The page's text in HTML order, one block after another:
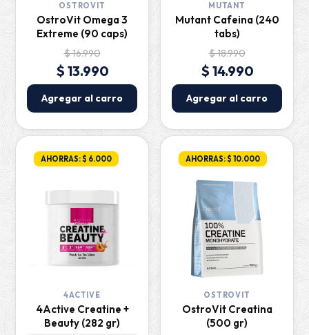
OSTROVIT
OstroVit Omega 3
Extreme (90 caps)
$ 16.990
$ 13.990
Agregar al carro
MUTANT
Mutant Cafeina (240
tabs)
$ 18.990
$ 14.990
Agregar al carro
AHORRAS: $ 6.000
4ACTIVE
4Active Creatine +
Beauty (282 gr)
AHORRAS: $ 10.000
OSTROVIT
OstroVit Creatina
(500 gr)